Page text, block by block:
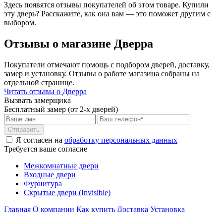
Здесь появятся отзывы покупателей об этом товаре. Купили
эту дверь? Расскажите, как она вам — это поможет другим с
выбором.
Отзывы о магазине Дверра
Покупатели отмечают помощь с подбором дверей, доставку,
замер и установку. Отзывы о работе магазина собраны на
отдельной странице.
Читать отзывы о Дверра
Вызвать замерщика
Бесплатный замер (от 2-х дверей)
Отправить
Я согласен на обработку персональных данных
Требуется ваше согласие
Межкомнатные двери
Входные двери
Фурнитура
Скрытые двери (Invisible)
Главная О компании Как купить Доставка Установка